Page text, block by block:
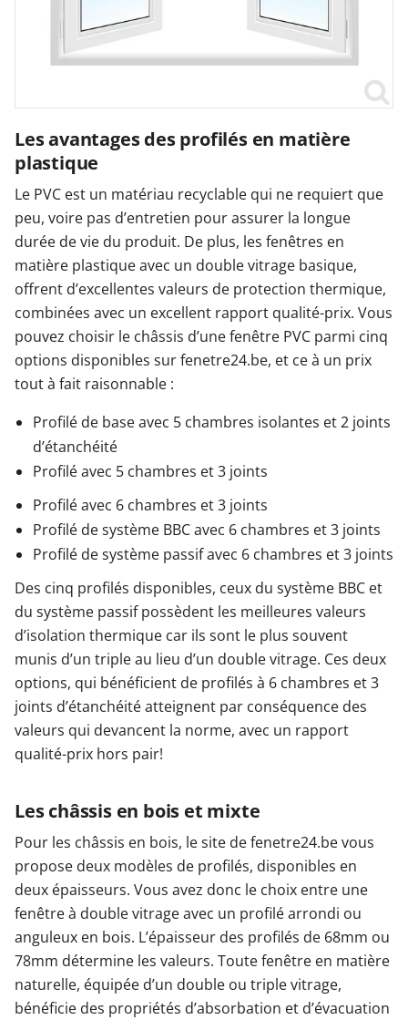
Les avantages des profilés en matière
plastique
Le PVC est un matériau recyclable qui ne requiert que
peu, voire pas d’entretien pour assurer la longue
durée de vie du produit. De plus, les fenêtres en
matière plastique avec un double vitrage basique,
offrent d’excellentes valeurs de protection thermique,
combinées avec un excellent rapport qualité-prix. Vous
pouvez choisir le châssis d’une fenêtre PVC parmi cinq
options disponibles sur fenetre24.be, et ce à un prix
tout à fait raisonnable :
Profilé de base avec 5 chambres isolantes et 2 joints
d’étanchéité
Profilé avec 5 chambres et 3 joints
Profilé avec 6 chambres et 3 joints
Profilé de système BBC avec 6 chambres et 3 joints
Profilé de système passif avec 6 chambres et 3 joints
Des cinq profilés disponibles, ceux du système BBC et
du système passif possèdent les meilleures valeurs
d’isolation thermique car ils sont le plus souvent
munis d’un triple au lieu d’un double vitrage. Ces deux
options, qui bénéficient de profilés à 6 chambres et 3
joints d’étanchéité atteignent par conséquence des
valeurs qui devancent la norme, avec un rapport
qualité-prix hors pair!
Les châssis en bois et mixte
Pour les châssis en bois, le site de fenetre24.be vous
propose deux modèles de profilés, disponibles en
deux épaisseurs. Vous avez donc le choix entre une
fenêtre à double vitrage avec un profilé arrondi ou
anguleux en bois. L’épaisseur des profilés de 68mm ou
78mm détermine les valeurs. Toute fenêtre en matière
naturelle, équipée d’un double ou triple vitrage,
bénéficie des propriétés d’absorbation et d’évacuation